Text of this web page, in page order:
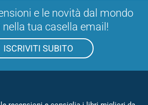
e le novità dal mondo
nella tua casella email!
ISCRIVITI SUBITO